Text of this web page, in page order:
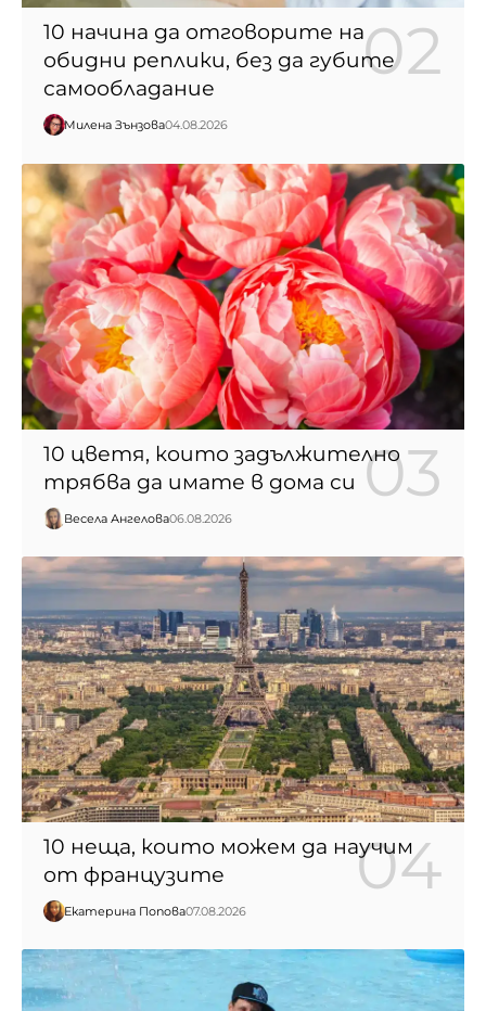
10 начина да отговорите на
обидни реплики, без да губите
самообладание
Милена Зънзова04.08.2026
10 цветя, които задължително
трябва да имате в дома си
Весела Ангелова06.08.2026
10 неща, които можем да научим
от французите
Екатерина Попова07.08.2026